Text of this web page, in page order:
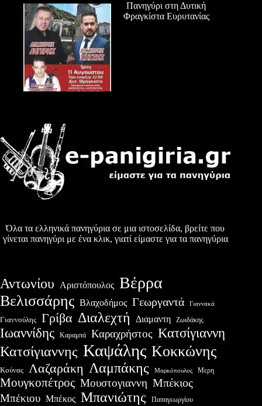
Πανηγύρι στη Δυτική
Φραγκίστα Ευρυτανίας
Όλα τα ελληνικά πανηγύρια σε μια ιστοσελίδα, βρείτε που
γίνεται πανηγύρι με ένα κλικ, γιατί είμαστε για τα πανηγύρια
Αντωνίου Αριστόπουλος Βέρρα
Βελισσάρης Βλαχοδήμος Γεωργαντά Γιαννακά
Γιαννούλης Γρίβα Διαλεχτή Διαμαντη Ζωιδάκης
Ιωαννίδης Καραμπά Καραχρήστος Κατσίγιαννη
Κατσίγιαννης Καψάλης Κοκκώνης
Κούνας Λαζαράκη Λαμπάκης Μαρκόπουλος Μερη
Μουγκοπέτρος Μουστογιαννη Μπέκιος
Μπέκιου Μπέκος Μπανιώτης Παπαγεωργίου